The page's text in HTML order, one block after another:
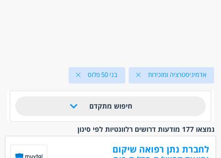
אדמיניסטרציה ומזכירות בני 50 פלוס
חיפוש מתקדם
נמצאו 177 מודעות דרושים רלוונטיות לפי סינון
לחברת נתן רפואה שיקום